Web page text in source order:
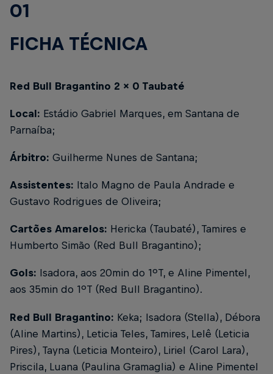
01
FICHA TÉCNICA
Red Bull Bragantino 2 x 0 Taubaté
Local: Estádio Gabriel Marques, em Santana de
Parnaíba;
Árbitro: Guilherme Nunes de Santana;
Assistentes: Italo Magno de Paula Andrade e
Gustavo Rodrigues de Oliveira;
Cartões Amarelos: Hericka (Taubaté), Tamires e
Humberto Simão (Red Bull Bragantino);
Gols: Isadora, aos 20min do 1ºT, e Aline Pimentel,
aos 35min do 1ºT (Red Bull Bragantino).
Red Bull Bragantino: Keka; Isadora (Stella), Débora
(Aline Martins), Leticia Teles, Tamires, Lelê (Leticia
Pires), Tayna (Leticia Monteiro), Liriel (Carol Lara),
Priscila, Luana (Paulina Gramaglia) e Aline Pimentel